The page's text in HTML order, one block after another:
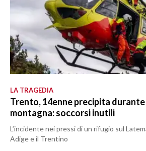
LA TRAGEDIA
Trento, 14enne precipita durante
montagna: soccorsi inutili
L’incidente nei pressi di un rifugio sul
Adige e il Trentino